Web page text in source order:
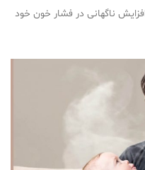
ناگهانی در فشار خون خود